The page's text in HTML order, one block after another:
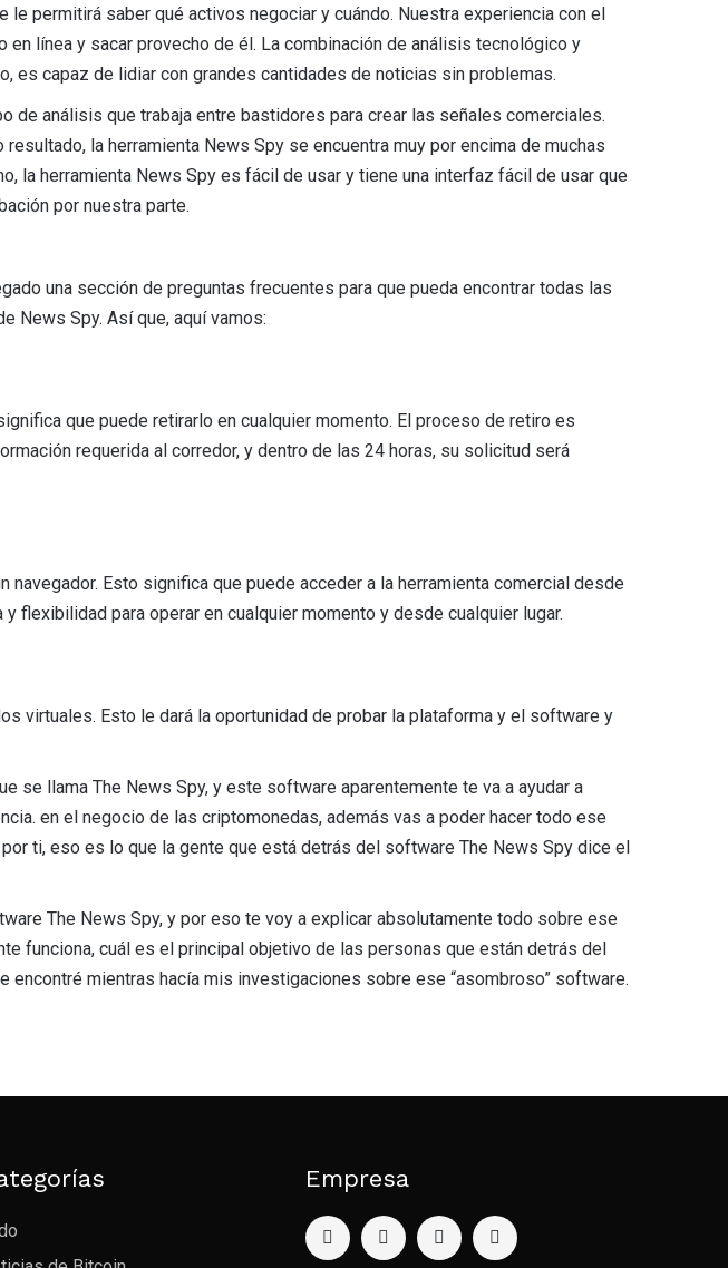
permitirá saber qué activos negociar y cuándo. Nuestra experiencia con el
línea y sacar provecho de él. La combinación de análisis tecnológico y
es capaz de lidiar con grandes cantidades de noticias sin problemas.
de análisis que trabaja entre bastidores para crear las señales comerciales.
la herramienta News Spy se encuentra muy por encima de muchas
la herramienta News Spy es fácil de usar y tiene una interfaz fácil de usar que
por nuestra parte.
una sección de preguntas frecuentes para que pueda encontrar todas las
News Spy. Así que, aquí vamos:
que puede retirarlo en cualquier momento. El proceso de retiro es
requerida al corredor, y dentro de las 24 horas, su solicitud será
Esto significa que puede acceder a la herramienta comercial desde
flexibilidad para operar en cualquier momento y desde cualquier lugar.
virtuales. Esto le dará la oportunidad de probar la plataforma y el software y
se llama The News Spy, y este software aparentemente te va a ayudar a
en el negocio de las criptomonedas, además vas a poder hacer todo ese
ti, eso es lo que la gente que está detrás del software The News Spy dice el
The News Spy, y por eso te voy a explicar absolutamente todo sobre ese
funciona, cuál es el principal objetivo de las personas que están detrás del
mientras hacía mis investigaciones sobre ese “asombroso” software.
Empresa